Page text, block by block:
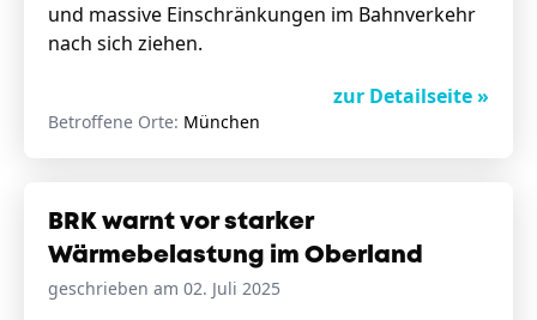
und massive Einschränkungen im Bahnverkehr
nach sich ziehen.
zur Detailseite »
Betroffene Orte: München
BRK warnt vor starker
Wärmebelastung im Oberland
geschrieben am 02. Juli 2025